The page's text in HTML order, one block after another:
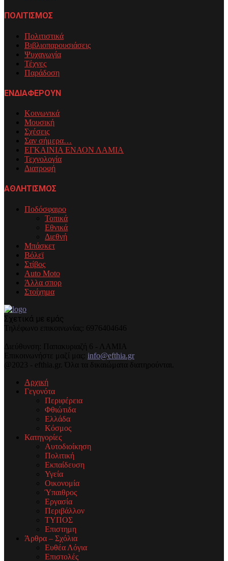
ΠΟΛΙΤΙΣΜΟΣ
Πολιτιστικά
Βιβλιοπαρουσιάσεις
Ψυχαγωγία
Τέχνες
Παράδοση
ΕΝΔΙΑΦΕΡΟΥΝ
Κοινωνικά
Μουσική
Σχέσεις
Σαν σήμερα…
ΕΓΚΑΙΝΙΑ ΕΝΑΟΝ ΛΑΜΙΑ
Τεχνολογία
Διατροφή
ΑΘΛΗΤΙΣΜΟΣ
Ποδόσφαιρο
Τοπικά
Εθνικά
Διεθνή
Μπάσκετ
Βόλεϊ
Στίβος
Auto Moto
Άλλα σπορ
Στοίχημα
Σχετικά με εμάς
Τηλέφωνo επικοινωνίας: 6976404646
Διεύθυνση: Παπακυριαζή 6 - ΛΑΜΙΑ
Επικοινωνήστε μαζί μας: info@efthia.gr
@2023 - efthia.gr. Όλα τα δικαιώματα διατηρούνται.
Αρχική
Γεγονότα
Περιφέρεια
Φθιώτιδα
Ελλάδα
Κόσμος
Κατηγορίες
Αυτοδιοίκηση
Πολιτική
Εκπαίδευση
Υγεία
Οικονομία
Ύπαιθρος
Εργασία
Περιβάλλον
ΤΥΠΟΣ
Επιστημη
Άρθρα – Σχόλια
Ευθέα Λόγια
Επιστολές